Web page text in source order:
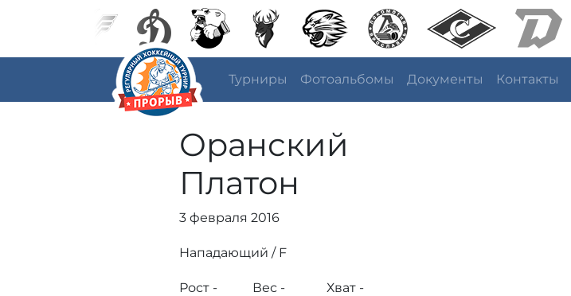
Турниры Фотоальбомы Документы Контакты
Оранский
Платон
3 февраля 2016
Нападающий / F
Рост - Вес - Хват -